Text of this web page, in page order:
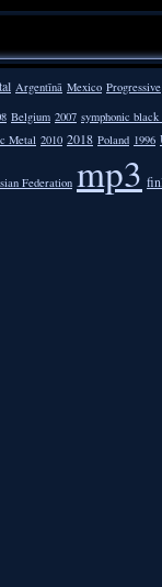
Argentīnā Mexico Progressive
Belgium 2007 symphonic
Metal 2010 2018 Poland 1996
Federation mp3